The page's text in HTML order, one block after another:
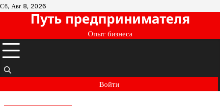
Перейти
содержимому
Сб, Авг 8, 2026
Путь предпринимателя
Опыт бизнеса
Войти